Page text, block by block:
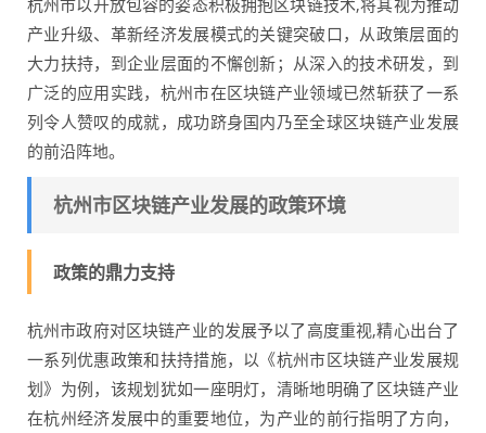
杭州市以开放包容的姿态积极拥抱区块链技术,将其视为推动
产业升级、革新经济发展模式的关键突破口，从政策层面的
大力扶持，到企业层面的不懈创新；从深入的技术研发，到
广泛的应用实践，杭州市在区块链产业领域已然斩获了一系
列令人赞叹的成就，成功跻身国内乃至全球区块链产业发展
的前沿阵地。
杭州市区块链产业发展的政策环境
政策的鼎力支持
杭州市政府对区块链产业的发展予以了高度重视,精心出台了
一系列优惠政策和扶持措施，以《杭州市区块链产业发展规
划》为例，该规划犹如一座明灯，清晰地明确了区块链产业
在杭州经济发展中的重要地位，为产业的前行指明了方向，